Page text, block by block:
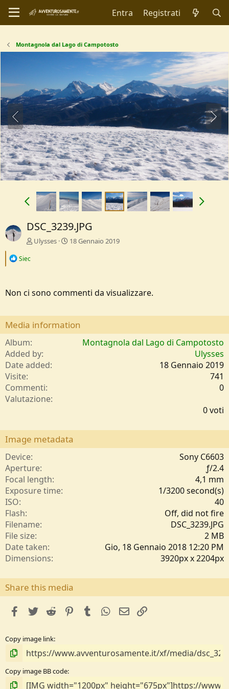
Entra Registrati
Montagnola dal Lago di Campotosto
DSC_3239.JPG
Ulysses 18 Gennaio 2019
R
t
n
s
:
Siec
Non ci sono commenti da visualizzare.
Media information
Album
Montagnola dal Lago di Campotosto
Added by
Ulysses
Date added
18 Gennaio 2019
Visite
741
Commenti
0
Valutazione
0
t
e
l
/
a
0 voti
Image metadata
Device
Sony C6603
Aperture
ƒ/2.4
Focal length
4,1 mm
Exposure time
1/3200 second(s)
ISO
40
Flash
Off, did not fire
Filename
DSC_3239.JPG
File size
2 MB
Date taken
Gio, 18 Gennaio 2018 12:20 PM
Dimensions
3920px x 2204px
Share this media
facebookTwitterReddit PinterestTumblrWhatsApp
e-mail
Copy image link
Copy image BB code